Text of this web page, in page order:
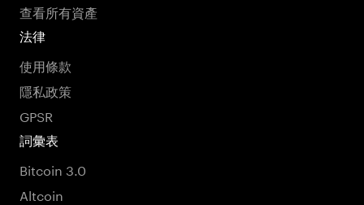
查看所有資產
法律
使用條款
隱私政策
GPSR
詞彙表
Bitcoin 3.0
Altcoin